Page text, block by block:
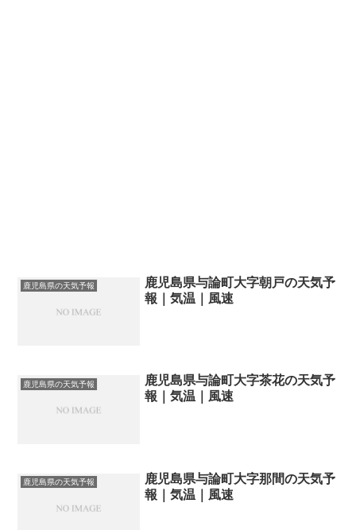
鹿児島県の天気予報
鹿児島県与論町大字朝戸の天気予
報｜気温｜風速
鹿児島県の天気予報
鹿児島県与論町大字茶花の天気予
報｜気温｜風速
鹿児島県の天気予報
鹿児島県与論町大字那間の天気予
報｜気温｜風速